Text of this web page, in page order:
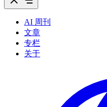
AI 周刊
文章
专栏
关于